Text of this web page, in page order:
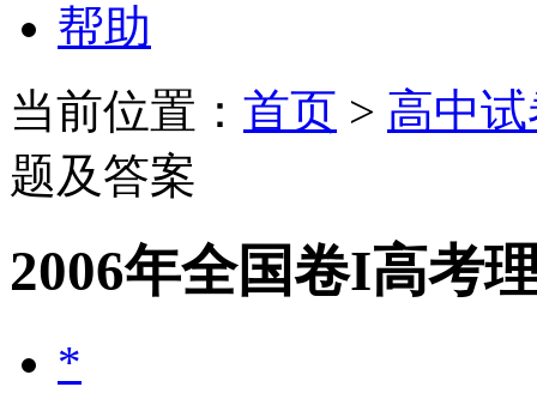
帮助
当前位置： 首页 > 高中
题及答案
2006年全国卷I高考
*